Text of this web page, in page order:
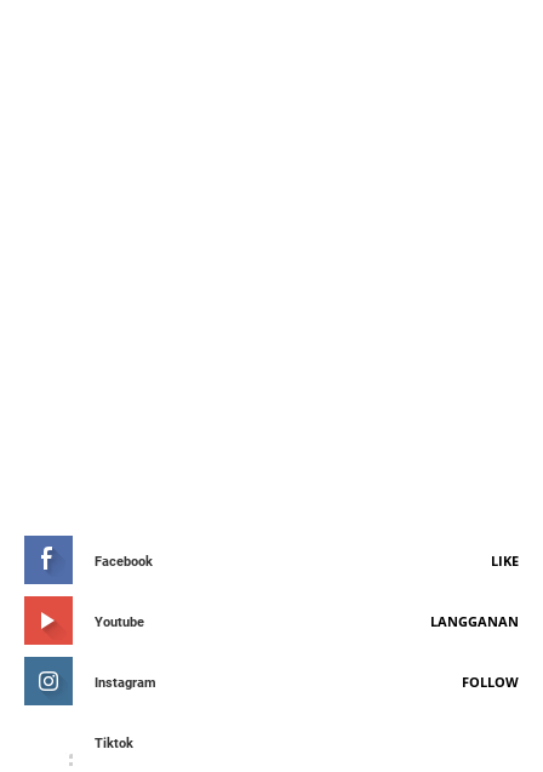
Facebook LIKE
Youtube LANGGANAN
Instagram FOLLOW
Tiktok